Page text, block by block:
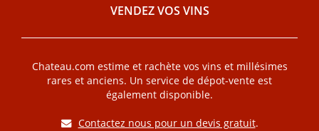
VENDEZ VOS VINS
Chateau.com estime et rachète vos vins et millésimes
rares et anciens. Un service de dépot-vente est
également disponible.
Contactez nous pour un devis gratuit.